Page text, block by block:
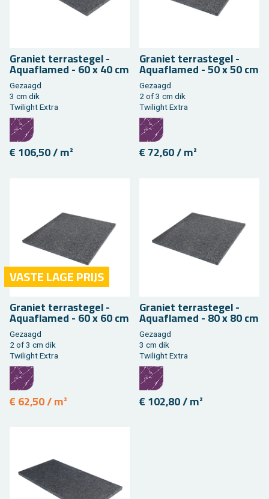
Gra­niet ter­ras­te­gel -
Aquafla­med - 60 x 40 cm
Ge­zaagd
3 cm dik
Twi­light Extra
€ 106,50 / m²
Gra­niet ter­ras­te­gel -
Aquafla­med - 50 x 50 cm
Ge­zaagd
2 of 3 cm dik
Twi­light Extra
€ 72,60 / m²
VASTE LAGE PRIJS
Gra­niet ter­ras­te­gel -
Aquafla­med - 60 x 60 cm
Ge­zaagd
2 of 3 cm dik
Twi­light Extra
€ 62,50 / m²
Gra­niet ter­ras­te­gel -
Aquafla­med - 80 x 80 cm
Ge­zaagd
3 cm dik
Twi­light Extra
€ 102,80 / m²